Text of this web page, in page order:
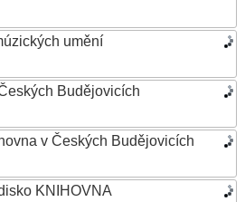
umění
Budějovicích
v Českých Budějovicích
KNIHOVNA